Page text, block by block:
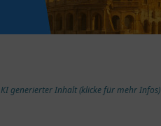
KI generierter Inhalt (klicke für mehr Infos)